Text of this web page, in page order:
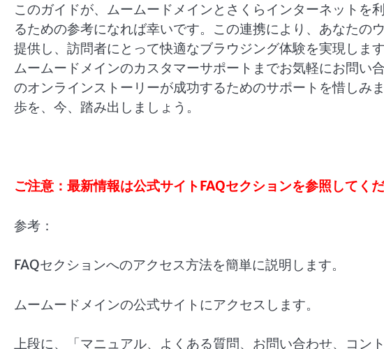
このガイドが、ムームードメインとさくらインターネットを
るための参考になれば幸いです。この連携により、あなたの
提供し、訪問者にとって快適なブラウジング体験を実現しま
ムームードメインのカスタマーサポートまでお気軽にお問い
のオンラインストーリーが成功するためのサポートを惜しみ
歩を、今、踏み出しましょう。
ご注意：最新情報は公式サイトFAQセクションを参照してくだ
参考：
FAQセクションへのアクセス方法を簡単に説明します。
ムームードメインの公式サイトにアクセスします。
上段に、「マニュアル、よくある質問、お問い合わせ、コン